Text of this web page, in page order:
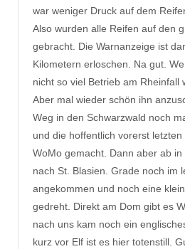
war weniger Druck auf dem
Also wurden alle Reifen auf den
gebracht. Die Warnanzeige ist
Kilometern erloschen. Na gut.
nicht so viel Betrieb am Rheinfall
Aber mal wieder schön ihn
Weg in den Schwarzwald noch
und die hoffentlich vorerst
WoMo gemacht. Dann aber ab in
nach St. Blasien. Grade noch im
angekommen und noch eine
gedreht. Direkt am Dom gibt es
nach uns kam noch ein
kurz vor Elf ist es hier totenstill.